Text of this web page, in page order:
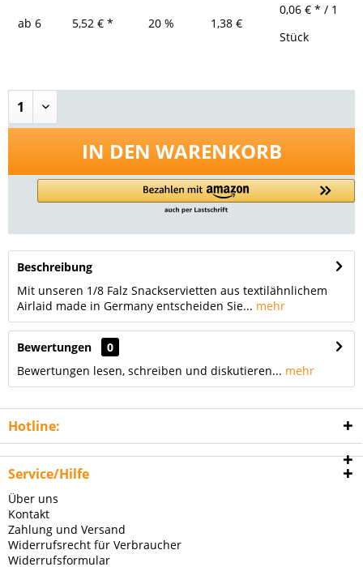
ab 6 5,52 € * 20 % 1,38 €
0,06 € * / 1
Stück
IN DEN WARENKORB
Beschreibung
Mit unseren 1/8 Falz Snackservietten aus textilähnlichem
Airlaid made in Germany entscheiden Sie... mehr
Bewertungen
0
Bewertungen lesen, schreiben und diskutieren... mehr
Hotline:
Service/Hilfe
Über uns
Kontakt
Zahlung und Versand
Widerrufsrecht für Verbraucher
Widerrufsformular